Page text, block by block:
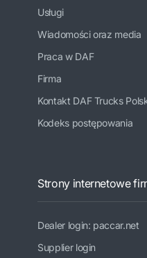
Usługi
Wiadomości oraz media
Praca w DAF
Firma
Kontakt DAF Trucks
Kodeks postępowania
Strony internetowe
Dealer login: paccar.net
Supplier login